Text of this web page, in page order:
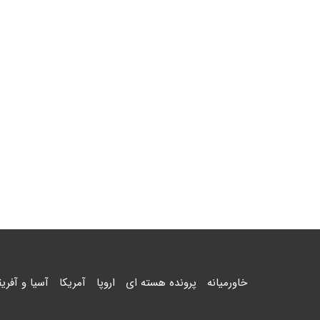
خاورمیانه پرونده هسته ای اروپا آمریکا آسیا و